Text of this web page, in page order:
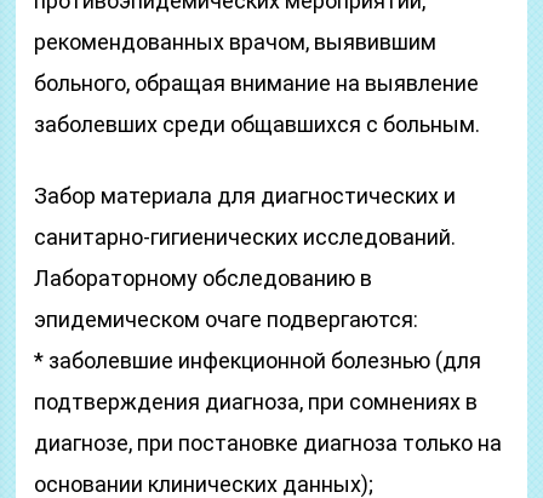
рекомендованных врачом, выявившим
больного, обращая внимание на выявление
заболевших среди общавшихся с больным.
Забор материала для диагностических и
санитарно-гигиенических исследований.
Лабораторному обследованию в
эпидемическом очаге подвергаются:
* заболевшие инфекционной болезнью (для
подтверждения диагноза, при сомнениях в
диагнозе, при постановке диагноза только на
основании клинических данных);